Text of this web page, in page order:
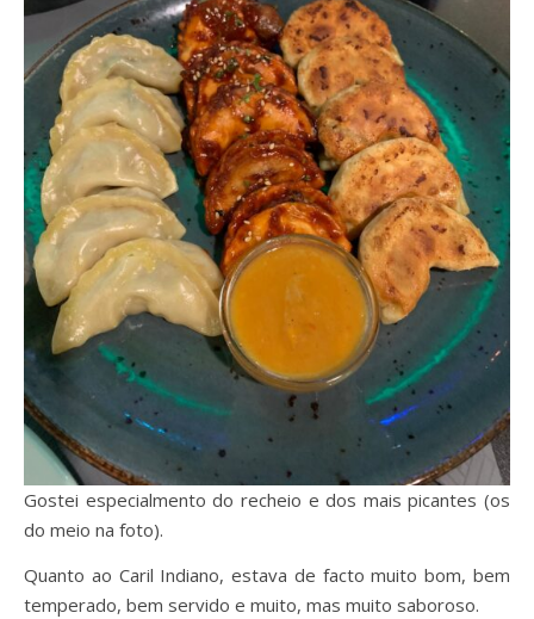
Gostei especialmento do recheio e dos mais picantes (os
do meio na foto).
Quanto ao Caril Indiano, estava de facto muito bom, bem
temperado, bem servido e muito, mas muito saboroso.